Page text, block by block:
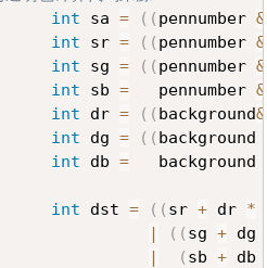
int sa = ( ( pennumber &
int sr = ( ( pennumber &
int sg = ( ( pennumber &
int sb =
   pennumber
&
int dr = ( ( background&
int dg = ( ( background
int db =
   background
int dst = ( ( sr + dr *
|
( ( sg + dg
|
( sb + db